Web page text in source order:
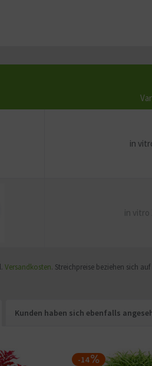
in
in vitro
Versandkosten. Streichpreise beziehen sich
Kunden haben sich ebenfalls
-14